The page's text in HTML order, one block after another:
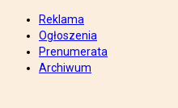
Reklama
Ogłoszenia
Prenumerata
Archiwum